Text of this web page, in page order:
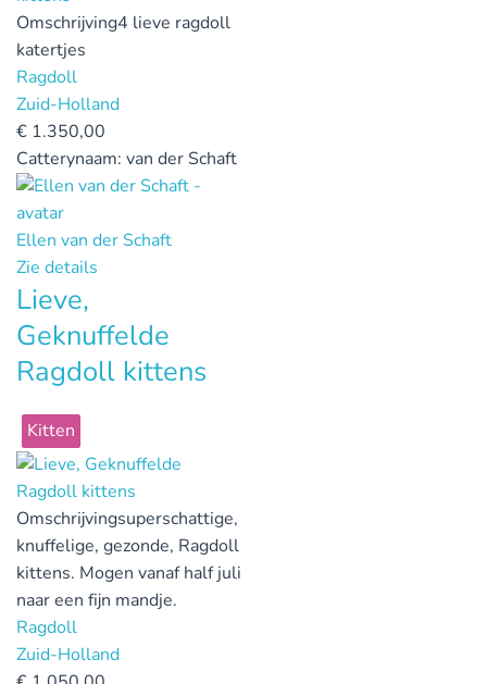
Omschrijving4 lieve ragdoll
katertjes
Ragdoll
Zuid-Holland
€ 1.350,00
Catterynaam: van der Schaft
Ellen van der Schaft
Zie details
Lieve,
Geknuffelde
Ragdoll kittens
Kitten
Omschrijvingsuperschattige,
knuffelige, gezonde, Ragdoll
kittens. Mogen vanaf half juli
naar een fijn mandje.
Ragdoll
Zuid-Holland